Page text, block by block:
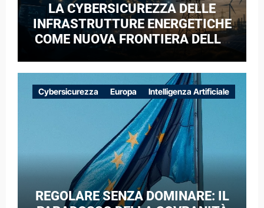
LA CYBERSICUREZZA DELLE
INFRASTRUTTURE ENERGETICHE
COME NUOVA FRONTIERA DELLA
CASO DELLE RETI ELETTRICHE
EUROPEE NEL CONTESTO DELLA
GUERRA IBRIDA
Cybersicurezza Europa Intelligenza Artificiale
REGOLARE SENZA DOMINARE: IL